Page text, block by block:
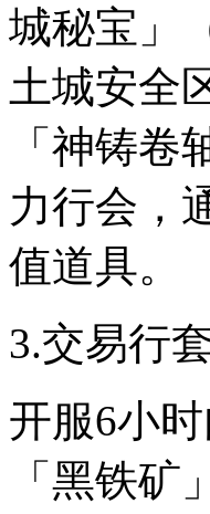
城秘宝」
土城安全
「神铸
力行会，
值道具。
3.交易行
开服6小
「黑铁